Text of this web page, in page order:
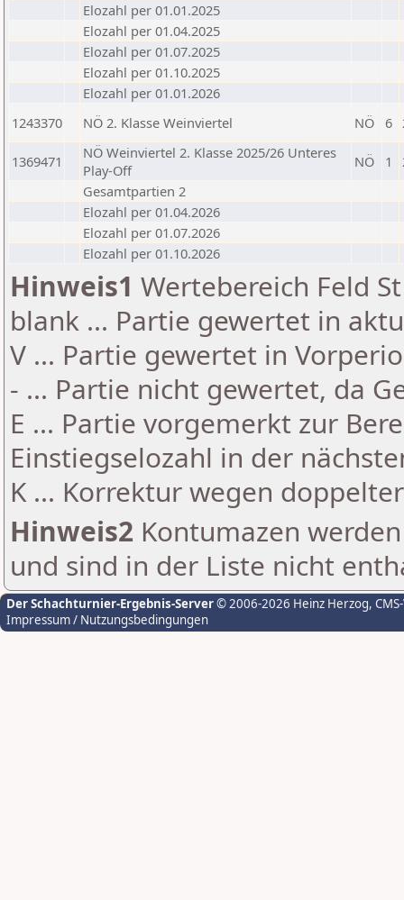
Elozahl per 01.01.2025
Elozahl per 01.04.2025
Elozahl per 01.07.2025
Elozahl per 01.10.2025
Elozahl per 01.01.2026
1243370
NÖ 2. Klasse Weinviertel NÖ 6
1369471
NÖ Weinviertel 2. Klasse 2025/26 Unteres
Play-Off
NÖ 1
Gesamtpartien 2
Elozahl per 01.04.2026
Elozahl per 01.07.2026
Elozahl per 01.10.2026
Hinweis1 Wertebereich Feld
blank ... Partie gewertet in
V ... Partie gewertet in
- ... Partie nicht gewertet, da
E ... Partie vorgemerkt zur
Einstiegselozahl in der
K ... Korrektur wegen
Hinweis2 Kontumazen
und sind in der Liste nicht
Der Schachturnier-Ergebnis-Server© 2006-2026 Heinz Herzog,
Impressum / Nutzungsbedingungen